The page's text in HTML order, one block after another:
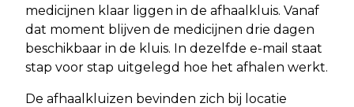
medicijnen klaar liggen in de afhaalkluis. Vanaf
dat moment blijven de medicijnen drie dagen
beschikbaar in de kluis. In dezelfde e-mail staat
stap voor stap uitgelegd hoe het afhalen werkt.
De afhaalkluizen bevinden zich bij locatie